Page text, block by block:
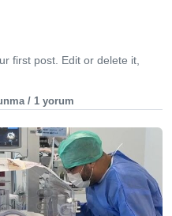
first post. Edit or delete it,
/ 1 yorum